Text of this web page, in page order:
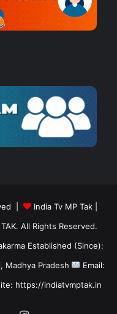
| India Tv MP Tak|
All Rights Reserved.
Established (Since):
Madhya Pradesh
Email:
https://indiatvmptak.in